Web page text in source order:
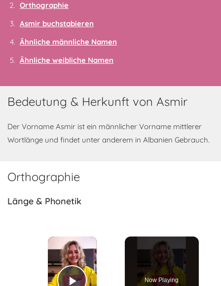
Orthographie
Asmir buchstabieren
Ähnliche männliche Namen
Ähnliche weibliche Namen
Bedeutung & Herkunft von Asmir
Der Vorname Asmir ist ein männlicher Vorname mittlerer
Wortlänge und findet unter anderem in Albanien Gebrauch.
Orthographie
Länge & Phonetik
×
Now Playing